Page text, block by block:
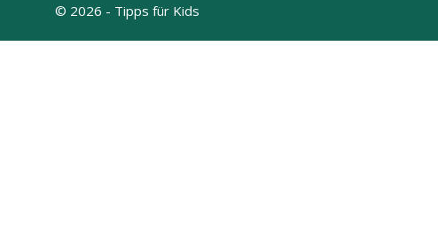
© 2026 - Tipps für Kids